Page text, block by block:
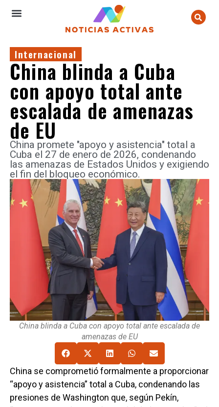
Internacional
China blinda a Cuba
con apoyo total ante
escalada de amenazas
de EU
China promete "apoyo y asistencia" total a
Cuba el 27 de enero de 2026, condenando
las amenazas de Estados Unidos y exigiendo
el fin del bloqueo económico.
China blinda a Cuba con apoyo total ante escalada de
amenazas de EU
China se comprometió formalmente a proporcionar
“apoyo y asistencia” total a Cuba, condenando las
presiones de Washington que, según Pekín,